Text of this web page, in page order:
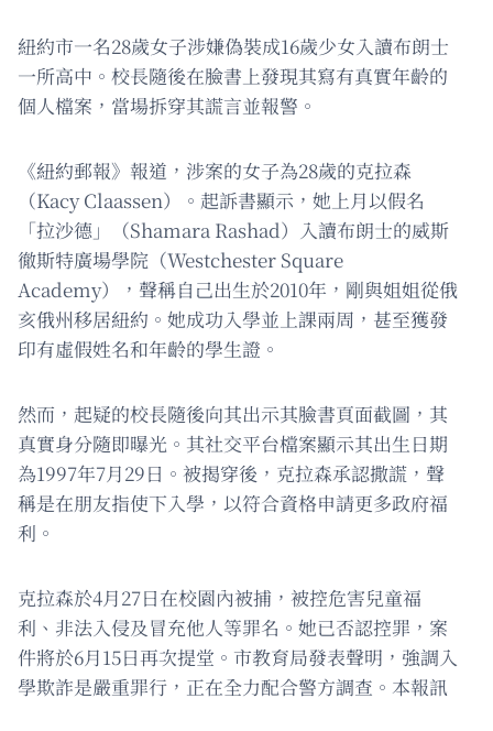
紐約市一名28歲女子涉嫌偽裝成16歲少女入讀布朗士
一所高中。校長隨後在臉書上發現其寫有真實年齡的
個人檔案，當場拆穿其謊言並報警。
《紐約郵報》報道，涉案的女子為28歲的克拉森
（Kacy Claassen）。起訴書顯示，她上月以假名
「拉沙德」（Shamara Rashad）入讀布朗士的威斯
徹斯特廣場學院（Westchester Square
Academy），聲稱自己出生於2010年，剛與姐姐從俄
亥俄州移居紐約。她成功入學並上課兩周，甚至獲發
印有虛假姓名和年齡的學生證。
然而，起疑的校長隨後向其出示其臉書頁面截圖，其
真實身分隨即曝光。其社交平台檔案顯示其出生日期
為1997年7月29日。被揭穿後，克拉森承認撒謊，聲
稱是在朋友指使下入學，以符合資格申請更多政府福
利。
克拉森於4月27日在校園內被捕，被控危害兒童福
利、非法入侵及冒充他人等罪名。她已否認控罪，案
件將於6月15日再次提堂。市教育局發表聲明，強調入
學欺詐是嚴重罪行，正在全力配合警方調查。本報訊